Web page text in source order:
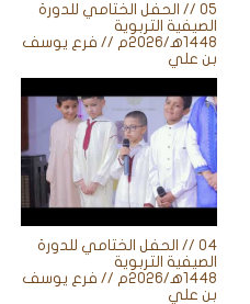
05 // الحفل الختامي للدورة
الصيفية التربوية
1448ه‍/2026م // فرع يوسف
بن علي
04 // الحفل الختامي للدورة
الصيفية التربوية
1448ه‍/2026م // فرع يوسف
بن علي